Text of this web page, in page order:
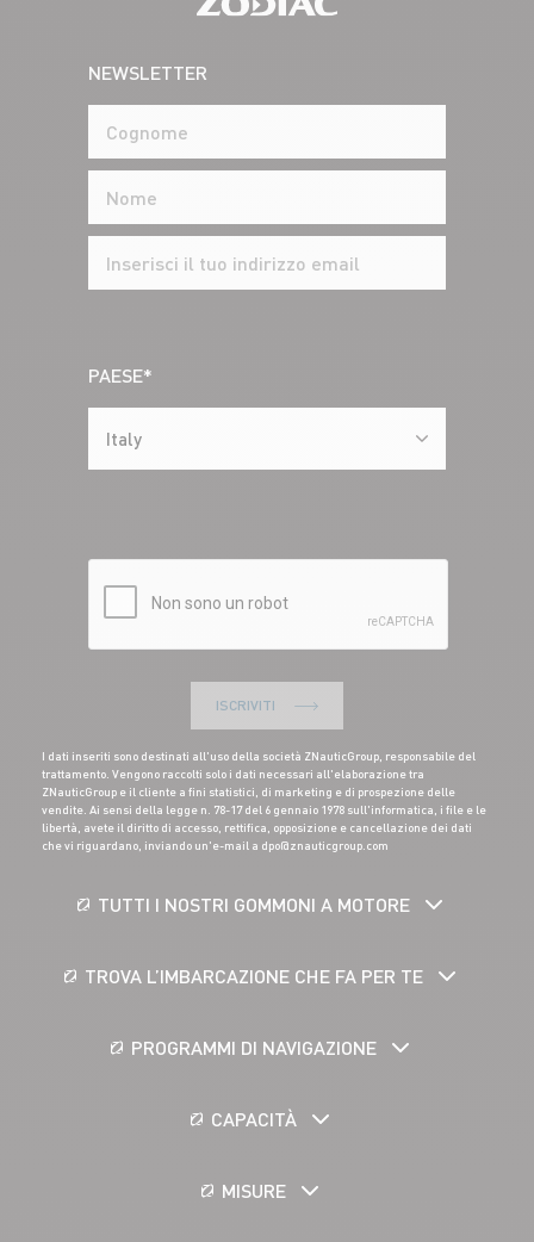
NEWSLETTER
PAESE*
Italy
ISCRIVITI
I dati inseriti sono destinati all'uso della società ZNauticGroup, responsabile del
trattamento. Vengono raccolti solo i dati necessari all'elaborazione tra
ZNauticGroup e il cliente a fini statistici, di marketing e di prospezione delle
vendite. Ai sensi della legge n. 78-17 del 6 gennaio 1978 sull'informatica, i file e le
libertà, avete il diritto di accesso, rettifica, opposizione e cancellazione dei dati
che vi riguardano, inviando un'e-mail a dpo@znauticgroup.com
TUTTI I NOSTRI GOMMONI A MOTORE
TROVA L’IMBARCAZIONE CHE FA PER TE
PROGRAMMI DI NAVIGAZIONE
CAPACITÀ
MISURE